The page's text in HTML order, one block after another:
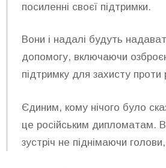
посиленні своєї підтримки.
Вони і надалі будуть
допомогу, включаючи
підтримку для захисту проти
Єдиним, кому нічого було
це російським дипломатам.
зустріч не піднімаючи